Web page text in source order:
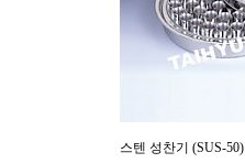
스텐 성찬기 (SUS-50)